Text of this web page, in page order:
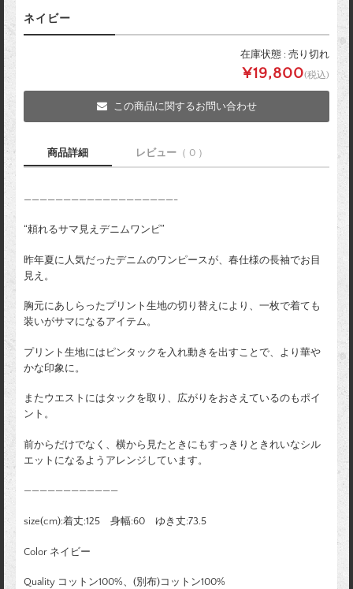
ネイビー
在庫状態 : 売り切れ
¥19,800(税込)
この商品に関するお問い合わせ
商品詳細 レビュー （ 0 ）
———————————————————-
“頼れるサマ見えデニムワンピ”
昨年夏に人気だったデニムのワンピースが、春仕様の長袖でお目
見え。
胸元にあしらったプリント生地の切り替えにより、一枚で着ても
装いがサマになるアイテム。
プリント生地にはピンタックを入れ動きを出すことで、より華や
かな印象に。
またウエストにはタックを取り、広がりをおさえているのもポイ
ント。
前からだけでなく、横から見たときにもすっきりときれいなシル
エットになるようアレンジしています。
————————————
size(cm):着丈:125 身幅:60 ゆき丈:73.5
Color ネイビー
Quality コットン100%、(別布)コットン100%